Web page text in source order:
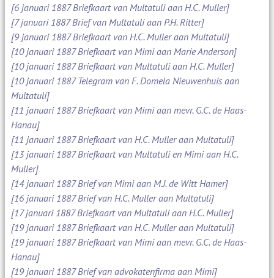
[6 januari 1887 Briefkaart van Multatuli aan H.C. Muller]
[7 januari 1887 Brief van Multatuli aan P.H. Ritter]
[9 januari 1887 Briefkaart van H.C. Muller aan Multatuli]
[10 januari 1887 Briefkaart van Mimi aan Marie Anderson]
[10 januari 1887 Briefkaart van Multatuli aan H.C. Muller]
[10 januari 1887 Telegram van F. Domela Nieuwenhuis aan
Multatuli]
[11 januari 1887 Briefkaart van Mimi aan mevr. G.C. de Haas-
Hanau]
[11 januari 1887 Briefkaart van H.C. Muller aan Multatuli]
[13 januari 1887 Briefkaart van Multatuli en Mimi aan H.C.
Muller]
[14 januari 1887 Brief van Mimi aan M.J. de Witt Hamer]
[16 januari 1887 Brief van H.C. Muller aan Multatuli]
[17 januari 1887 Briefkaart van Multatuli aan H.C. Muller]
[19 januari 1887 Briefkaart van H.C. Muller aan Multatuli]
[19 januari 1887 Briefkaart van Mimi aan mevr. G.C. de Haas-
Hanau]
[19 januari 1887 Brief van advokatenfirma aan Mimi]